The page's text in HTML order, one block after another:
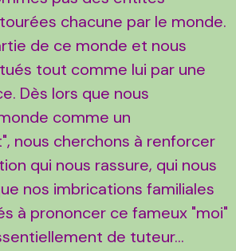
chacune par le monde.
de ce monde et nous
tout comme lui par une
Dès lors que nous
comme un
nous cherchons à renforcer
qui nous rassure, qui nous
nos imbrications familiales
à prononcer ce fameux "moi"
de tuteur...